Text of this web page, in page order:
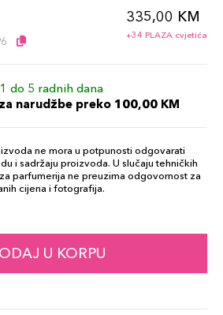
335,00 KM
+34 PLAZA cvjetića
do 5 radnih dana
narudžbe preko 100,00 KM
ne mora u potpunosti odgovarati
i sadržaju proizvoda. U slučaju tehničkih
parfumerija ne preuzima odgovornost za
cijena i fotografija.
U KORPU